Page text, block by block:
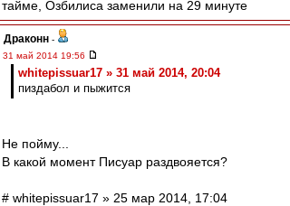
тайме, Озбилиса заменили на 29 минуте
Драконн -
31 май 2014 19:56
whitepissuar17 » 31 май 2014, 20:04
пиздабол и пыжится
Не пойму...
В какой момент Писуар раздвояется?
# whitepissuar17 » 25 мар 2014, 17:04